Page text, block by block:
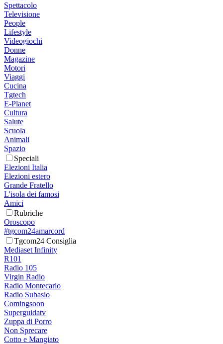
Spettacolo
Televisione
People
Lifestyle
Videogiochi
Donne
Magazine
Motori
Viaggi
Cucina
Tgtech
E-Planet
Cultura
Salute
Scuola
Animali
Spazio
Speciali
Elezioni Italia
Elezioni estero
Grande Fratello
L'isola dei famosi
Amici
Rubriche
Oroscopo
#tgcom24amarcord
Tgcom24 Consiglia
Mediaset Infinity
R101
Radio 105
Virgin Radio
Radio Montecarlo
Radio Subasio
Comingsoon
Superguidatv
Zuppa di Porro
Non Sprecare
Cotto e Mangiato